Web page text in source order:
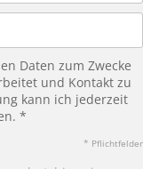
Daten zum Zwecke
und Kontakt zu
kann ich jederzeit
*
* Pflichtfelder